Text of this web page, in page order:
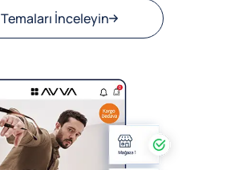
Temaları İnceleyin